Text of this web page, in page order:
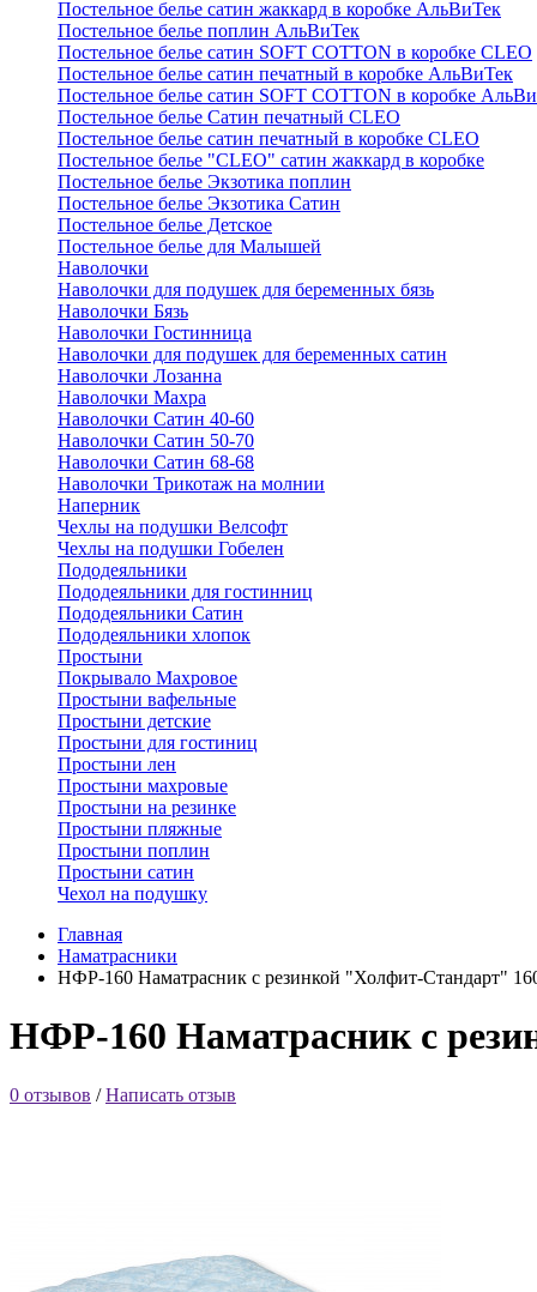
Постельное белье сатин жаккард в коробке АльВиТек
Постельное белье поплин АльВиТек
Постельное белье сатин SOFT COTTON в коробке CLEO
Постельное белье сатин печатный в коробке АльВиТек
Постельное белье сатин SOFT COTTON в коробке
Постельное белье Сатин печатный CLEO
Постельное белье сатин печатный в коробке CLEO
Постельное белье "CLEO" сатин жаккард в коробке
Постельное белье Экзотика поплин
Постельное белье Экзотика Сатин
Постельное белье Детское
Постельное белье для Малышей
Наволочки
Наволочки для подушек для беременных бязь
Наволочки Бязь
Наволочки Гостинница
Наволочки для подушек для беременных сатин
Наволочки Лозанна
Наволочки Махра
Наволочки Сатин 40-60
Наволочки Сатин 50-70
Наволочки Сатин 68-68
Наволочки Трикотаж на молнии
Наперник
Чехлы на подушки Велсофт
Чехлы на подушки Гобелен
Пододеяльники
Пододеяльники для гостинниц
Пододеяльники Сатин
Пододеяльники хлопок
Простыни
Покрывало Махровое
Простыни вафельные
Простыни детские
Простыни для гостиниц
Простыни лен
Простыни махровые
Простыни на резинке
Простыни пляжные
Простыни поплин
Простыни сатин
Чехол на подушку
Главная
Наматрасники
НФР-160 Наматрасник с резинкой "Холфит-Стандарт"
НФР-160 Наматрасник с
0 отзывов /Написать отзыв